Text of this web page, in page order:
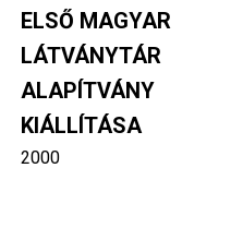
ELSŐ MAGYAR
LÁTVÁNYTÁR
ALAPÍTVÁNY
KIÁLLÍTÁSA
2000